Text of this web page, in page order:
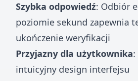
Szybka odpowiedź: Odbiór
poziomie sekund zapewnia
ukończenie weryfikacji
Przyjazny dla użytkownika
intuicyjny design interfejsu